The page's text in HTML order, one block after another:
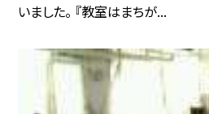
いました。 『教室はまちが...